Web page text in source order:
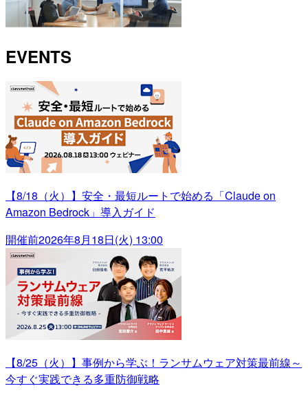
EVENTS
【8/18（火）】安全・最短ルートで始める「Claude on
Amazon Bedrock」導入ガイド
開催前2026年8月18日(火) 13:00
【8/25（火）】事例から学ぶ！ランサムウェア対策最前線～
今すぐ実践できる多重防御戦略